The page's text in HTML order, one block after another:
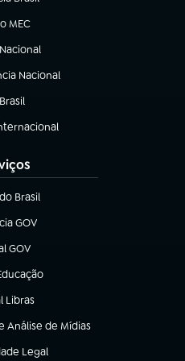
nova aba)
MEC
em nova aba)
Nacional
aba)
em nova aba)
aba)
Brasil
nova aba)
GOV
nova aba)
GOV
em nova aba)
nova aba)
Libras
nova aba)
Análise de Mídias
Legal
nova aba)